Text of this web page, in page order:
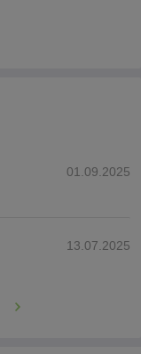
01.09.2025
13.07.2025